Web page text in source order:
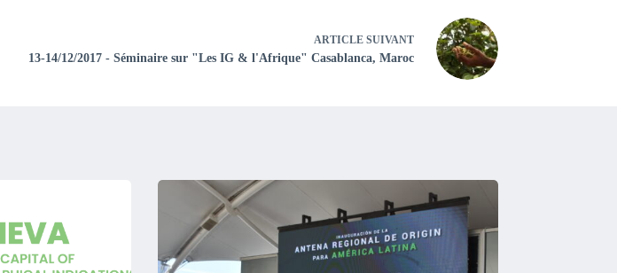
ARTICLESUIVANT
13-14/12/2017 - Séminaire sur "Les IG & l'Afrique" Casablanca, Maroc